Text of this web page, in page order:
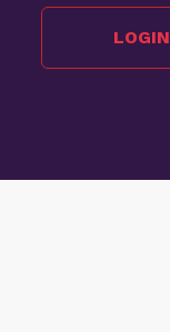
LOGIN